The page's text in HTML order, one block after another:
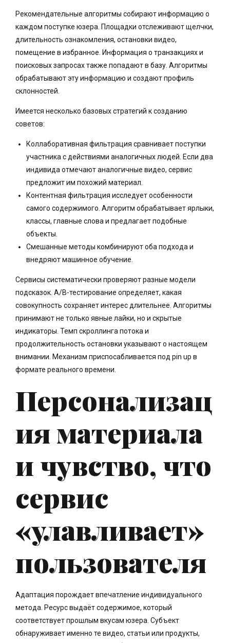
Рекомендательные алгоритмы собирают информацию о
каждом поступке юзера. Площадки отслеживают щелчки,
длительность ознакомления, остановки видео,
помещение в избранное. Информация о транзакциях и
поисковых запросах также попадают в базу. Алгоритмы
обрабатывают эту информацию и создают профиль
склонностей.
Имеется несколько базовых стратегий к созданию
советов:
Коллаборативная фильтрация сравнивает поступки
участника с действиями аналогичных людей. Если два
индивида отмечают аналогичные видео, сервис
предложит им похожий материал.
Контентная фильтрация исследует особенности
самого содержимого. Алгоритм обрабатывает ярлыки,
классы, главные слова и предлагает подобные
объекты.
Смешанные методы комбинируют оба подхода и
внедряют машинное обучение.
Сервисы систематически проверяют разные модели
подсказок. A/B-тестирование определяет, какая
совокупность сохраняет интерес длительнее. Алгоритмы
принимают не только явные лайки, но и скрытые
индикаторы. Темп скроллинга потока и
продолжительность остановки указывают о настоящем
внимании. Механизм приспосабливается под pin up в
формате реального времени.
Персонализац
ия материала
и чувство, что
сервис
«улавливает»
пользователя
Адаптация порождает впечатление индивидуального
метода. Ресурс выдаёт содержимое, который
соответствует прошлым вкусам юзера. Субъект
обнаруживает именно те видео, статьи или продукты,